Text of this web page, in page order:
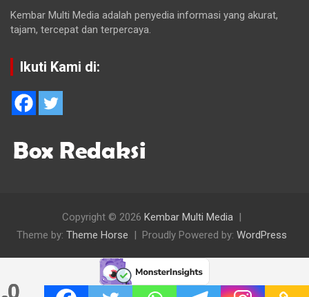
0
0
Kembar Multi Media adalah penyedia informasi yang akurat,
tajam, tercepat dan terpercaya.
Ikuti Kami di:
Copyright © 2026 Kembar Multi Media
Theme by: Theme Horse Proudly Powered by: WordPress